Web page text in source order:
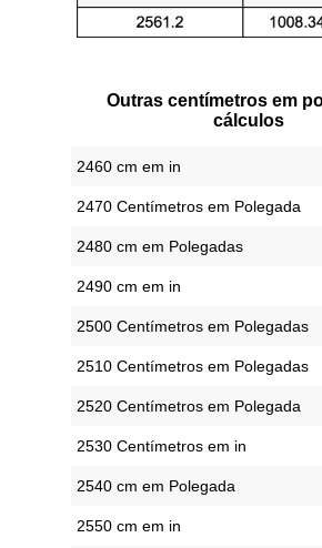
Outras centímetros em
cálculos
2460 cm em in
2470 Centímetros em Polegada
2480 cm em Polegadas
2490 cm em in
2500 Centímetros em Polegadas
2510 Centímetros em Polegadas
2520 Centímetros em Polegada
2530 Centímetros em in
2540 cm em Polegada
2550 cm em in